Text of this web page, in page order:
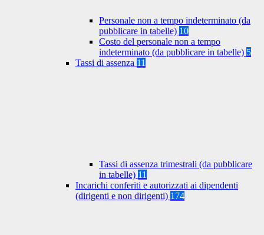
Personale non a tempo indeterminato (da
pubblicare in tabelle) 10
Costo del personale non a tempo
indeterminato (da pubblicare in tabelle) 5
Tassi di assenza 11
Tassi di assenza trimestrali (da pubblicare
in tabelle) 11
Incarichi conferiti e autorizzati ai dipendenti
(dirigenti e non dirigenti) 174